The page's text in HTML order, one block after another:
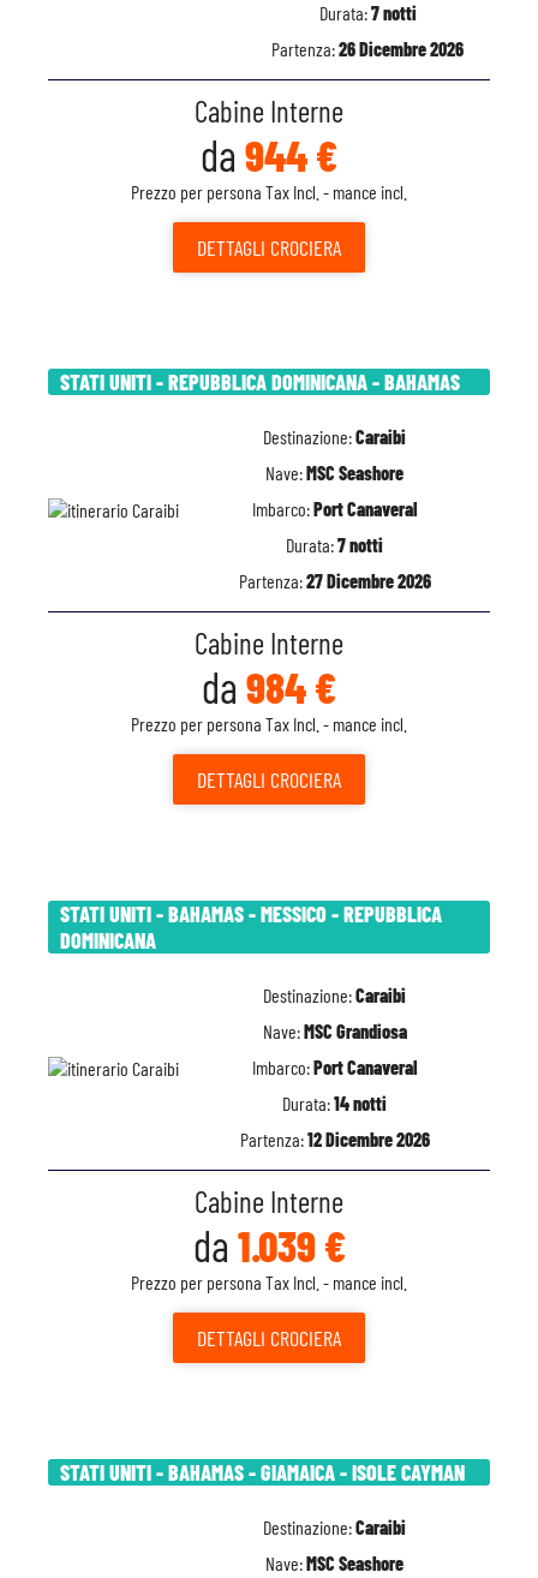
Durata:7 notti
Partenza:26 Dicembre 2026
Cabine Interne
da 944 €
Prezzo per persona Tax Incl. - mance incl.
DETTAGLI CROCIERA
STATI UNITI - REPUBBLICA DOMINICANA - BAHAMAS
Destinazione:Caraibi
Nave:MSC Seashore
Imbarco:Port Canaveral
Durata:7 notti
Partenza:27 Dicembre 2026
Cabine Interne
da 984 €
Prezzo per persona Tax Incl. - mance incl.
DETTAGLI CROCIERA
STATI UNITI - BAHAMAS - MESSICO - REPUBBLICA
DOMINICANA
Destinazione:Caraibi
Nave:MSC Grandiosa
Imbarco:Port Canaveral
Durata:14 notti
Partenza:12 Dicembre 2026
Cabine Interne
da 1.039 €
Prezzo per persona Tax Incl. - mance incl.
DETTAGLI CROCIERA
STATI UNITI - BAHAMAS - GIAMAICA - ISOLE CAYMAN
Destinazione:Caraibi
Nave:MSC Seashore